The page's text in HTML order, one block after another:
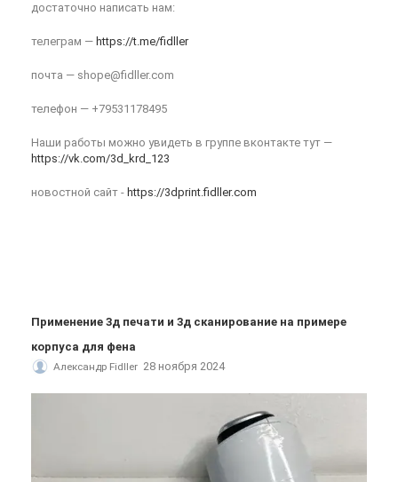
достаточно написать нам:
телеграм — https://t.me/fidller
почта — shope@fidller.com
телефон — +79531178495
Наши работы можно увидеть в группе вконтакте тут —
https://vk.com/3d_krd_123
новостной сайт - https://3dprint.fidller.com
Применение 3д печати и 3д сканирование на примере
корпуса для фена
Александр Fidller 28 ноября 2024